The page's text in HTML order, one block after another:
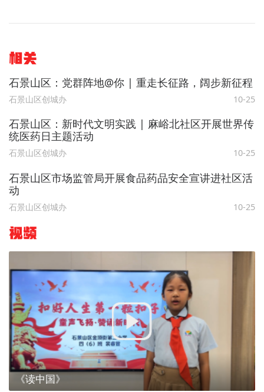
相关
石景山区：党群阵地@你 | 重走长征路，阔步新征程
石景山区创城办 10-25
石景山区：新时代文明实践 | 麻峪北社区开展世界传
统医药日主题活动
石景山区创城办 10-25
石景山区市场监管局开展食品药品安全宣讲进社区活
动
石景山区创城办 10-25
视频
《读中国》